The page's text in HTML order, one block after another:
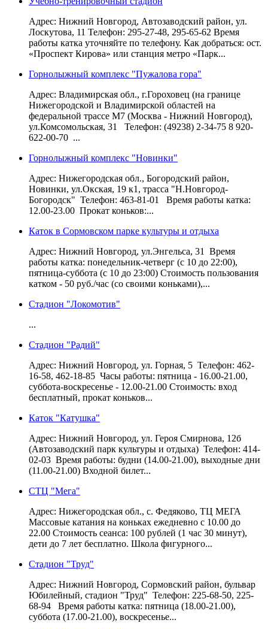
Адрес: Нижний Новгород, Автозаводский район, ул.
Лоскутова, 11 Телефон: 295-27-48, 295-65-62 Время
работы катка уточняйте по телефону. Как добраться: ост.
«Проспект Кирова» или станция метро «Парк...
Горнолыжный комплекс "Пужалова гора"
Адрес: Владимирская обл., г.Гороховец (на границе
Нижегородской и Владимирской областей на
федеральной трассе М7 (Москва - Нижний Новгород),
ул.Комсомольская, 31 Телефон: (49238) 2-34-75 8 920-
622-00-70 ...
Горнолыжный комплекс "Новинки"
Адрес: Нижегородская обл., Богородский район,
Новинки, ул.Окская, 19 к1, трасса "Н.Новгород-
Богородск" Телефон: 463-81-01 Время работы катка:
12.00-23.00 Прокат коньков:...
Каток в Сормовском парке культуры и отдыха
Адрес: Нижний Новгород, ул.Энгельса, 31 Время
работы катка: понедельник-четверг (с 10 до 22:00),
пятница-суббота (с 10 до 23:00) Стоимость пользования
катком - 50 руб./час (со своими коньками),...
Стадион "Локомотив"
...
Стадион "Радий"
Адрес: Нижний Новгород, ул. Горная, 5 Телефон: 462-
16-58, 462-18-85 Часы работы: пятница - 16.00-21.00,
суббота-воскресенье - 12.00-21.00 Стоимость: вход
бесплатный, прокат коньков...
Каток "Катушка"
Адрес: Нижний Новгород, ул. Героя Смирнова, 12б
(Автозаводский парк культуры и отдыха) Телефон: 414-
02-03 Время работы: будни (14.00-21.00), выходные дни
(11.00-21.00) Входной билет...
СТЦ "Мега"
Адрес: Нижегородская обл., с. Федяково, ТЦ МЕГА
Массовые катания на коньках ежедневно с 10.00 до
22.00 Стоимость сеанса: 100 рублей (1 час 30 минут),
дети до 7 лет бесплатно. Школа фигурного...
Стадион "Труд"
Адрес: Нижний Новгород, Сормовский район, бульвар
Юбилейный, стадион "Труд" Телефон: 225-68-50, 225-
68-94 Время работы катка: пятница (18.00-21.00),
суббота (17.00-21.00), воскресенье...